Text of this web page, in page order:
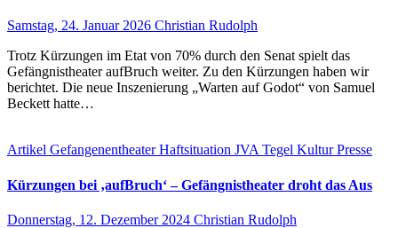
Samstag, 24. Januar 2026 Christian Rudolph
Trotz Kürzungen im Etat von 70% durch den Senat spielt das
Gefängnistheater aufBruch weiter. Zu den Kürzungen haben wir
berichtet. Die neue Inszenierung „Warten auf Godot“ von Samuel
Beckett hatte…
Artikel GefangenentheaterHaftsituation JVA Tegel KulturPresse
Kürzungen bei ‚aufBruch‘ – Gefängnistheater droht das Aus
Donnerstag, 12. Dezember 2024 Christian Rudolph